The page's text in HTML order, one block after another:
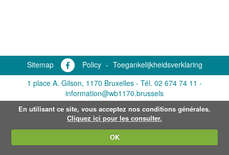
Sitemap Policy - Toegankelijkheidsverklaring
1 place A. Gilson, 1170 Bruxelles - Tél. 02 674 74 11 -
information@wb1170.brussels
En utilisant ce site, vous acceptez nos conditions générales.
Cliquez ici pour les consulter.
OK